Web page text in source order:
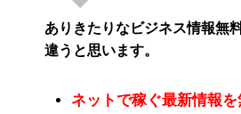
ありきたりなビジネス情報無
違うと思います。
ネットで稼ぐ最新情報